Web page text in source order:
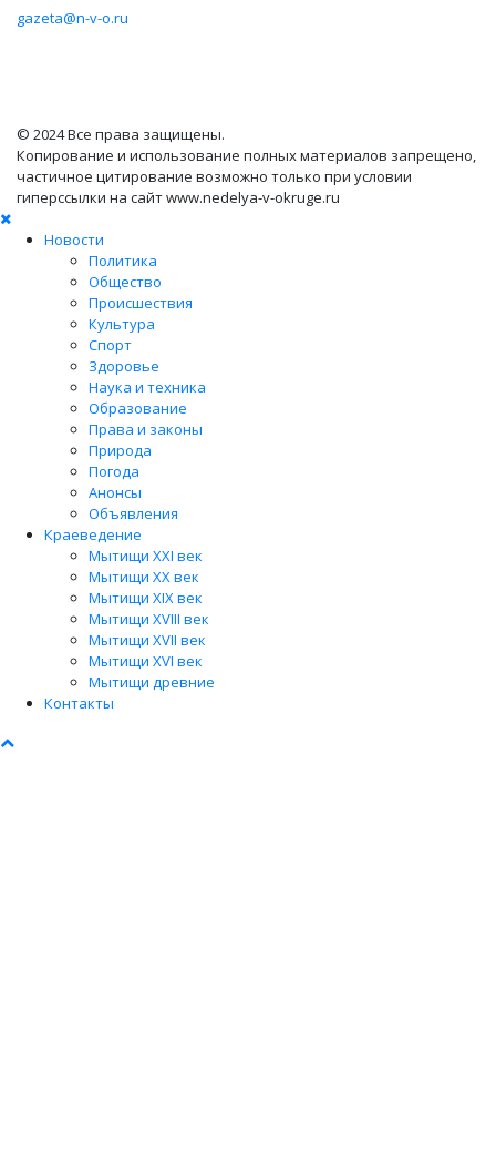
gazeta@n-v-o.ru
© 2024 Все права защищены.
Копирование и использование полных материалов запрещено,
частичное цитирование возможно только при условии
гиперссылки на сайт www.nedelya-v-okruge.ru
Новости
Политика
Общество
Происшествия
Культура
Спорт
Здоровье
Наука и техника
Образование
Права и законы
Природа
Погода
Анонсы
Объявления
Краеведение
Мытищи XXI век
Мытищи XX век
Мытищи XIX век
Мытищи XVIII век
Мытищи XVII век
Мытищи XVI век
Мытищи древние
Контакты